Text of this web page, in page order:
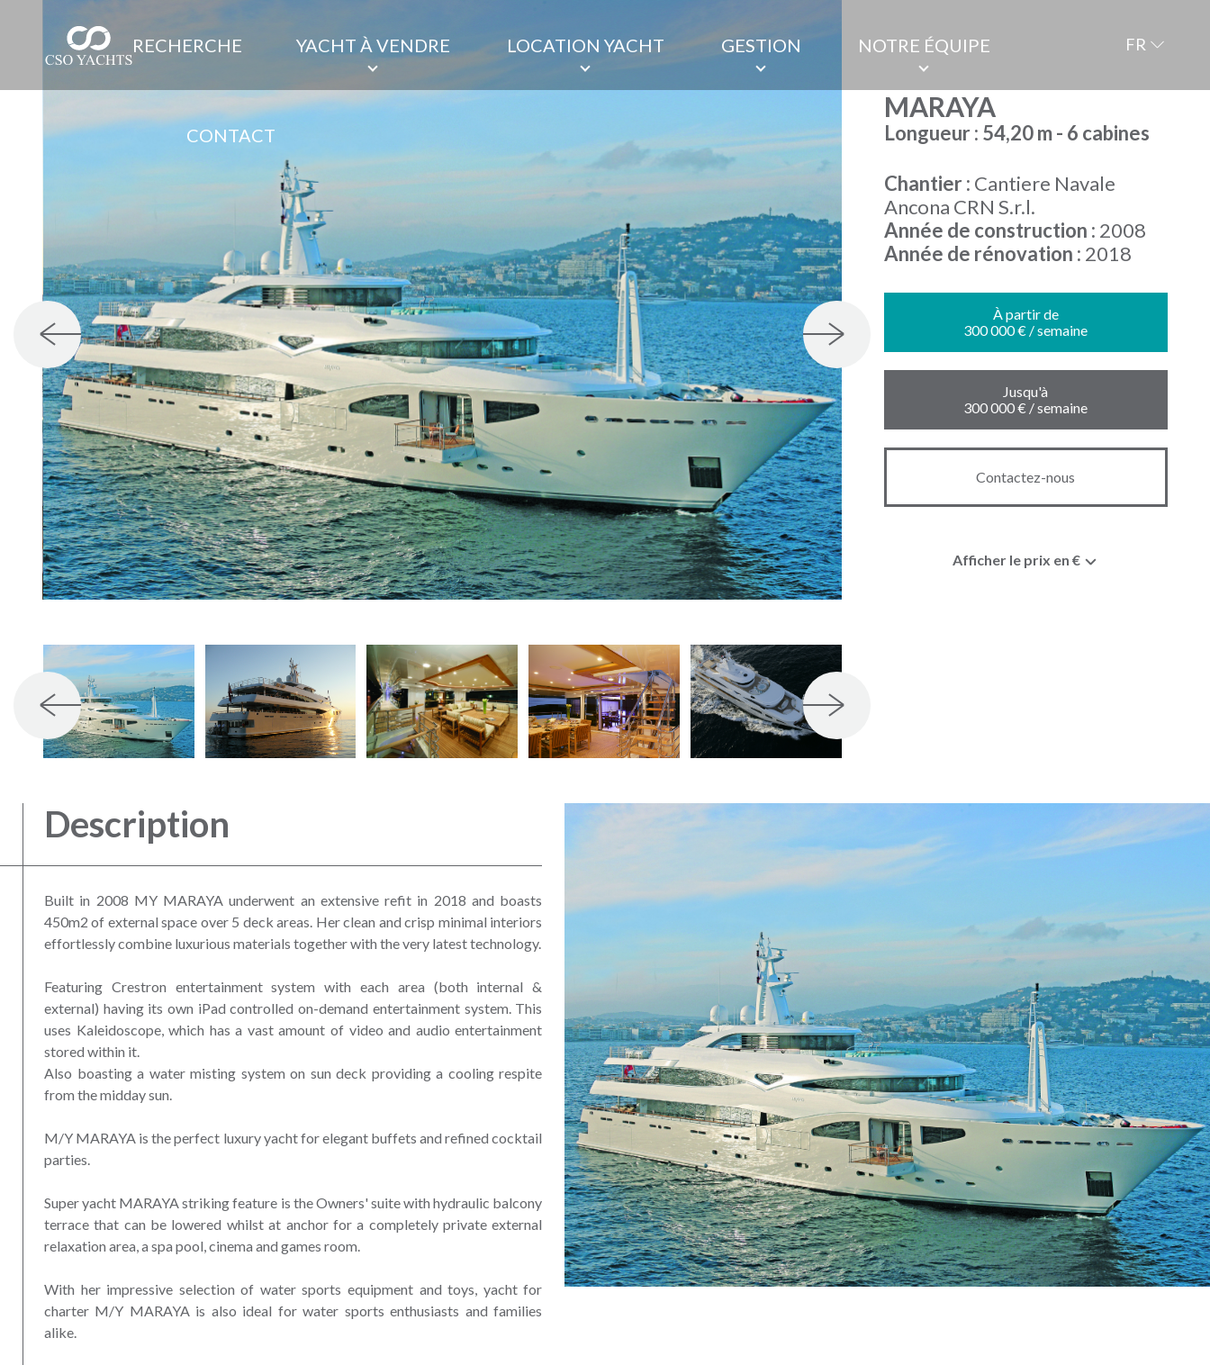
RECHERCHE YACHT À VENDRE LOCATION YACHT GESTION NOTRE ÉQUIPE
CONTACT
FR
MARAYA
Longueur : 54,20 m - 6 cabines
Chantier : Cantiere Navale
Ancona CRN S.r.l.
Année de construction : 2008
Année de rénovation : 2018
À partir de
300 000 € / semaine
Jusqu'à
300 000 € / semaine
Contactez-nous
Afficher le prix en €
Description
Built in 2008 MY MARAYA underwent an extensive refit in 2018 and boasts
450m2 of external space over 5 deck areas. Her clean and crisp minimal interiors
effortlessly combine luxurious materials together with the very latest technology.
Featuring Crestron entertainment system with each area (both internal &
external) having its own iPad controlled on-demand entertainment system. This
uses Kaleidoscope, which has a vast amount of video and audio entertainment
stored within it.
Also boasting a water misting system on sun deck providing a cooling respite
from the midday sun.
M/Y MARAYA is the perfect luxury yacht for elegant buffets and refined cocktail
parties.
Super yacht MARAYA striking feature is the Owners' suite with hydraulic balcony
terrace that can be lowered whilst at anchor for a completely private external
relaxation area, a spa pool, cinema and games room.
With her impressive selection of water sports equipment and toys, yacht for
charter M/Y MARAYA is also ideal for water sports enthusiasts and families
alike.